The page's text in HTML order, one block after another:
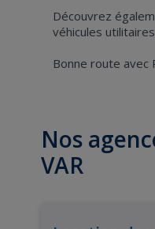
Découvrez
véhicules
Bonne route avec
Nos
VAR